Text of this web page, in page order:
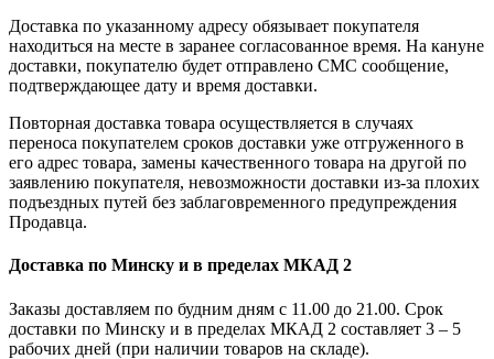
Доставка по указанному адресу обязывает покупателя
находиться на месте в заранее согласованное время. На кануне
доставки, покупателю будет отправлено СМС сообщение,
подтверждающее дату и время доставки.
Повторная доставка товара осуществляется в случаях
переноса покупателем сроков доставки уже отгруженного в
его адрес товара, замены качественного товара на другой по
заявлению покупателя, невозможности доставки из-за плохих
подъездных путей без заблаговременного предупреждения
Продавца.
Доставка по Минску и в пределах МКАД 2
Заказы доставляем по будним дням с 11.00 до 21.00. Срок
доставки по Минску и в пределах МКАД 2 составляет 3 – 5
рабочих дней (при наличии товаров на складе).